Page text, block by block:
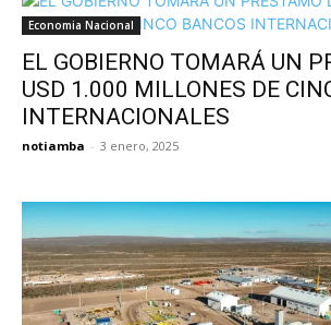
Economia Nacional
EL GOBIERNO TOMARÁ UN
USD 1.000 MILLONES DE
INTERNACIONALES
notiamba - 3 enero, 2025